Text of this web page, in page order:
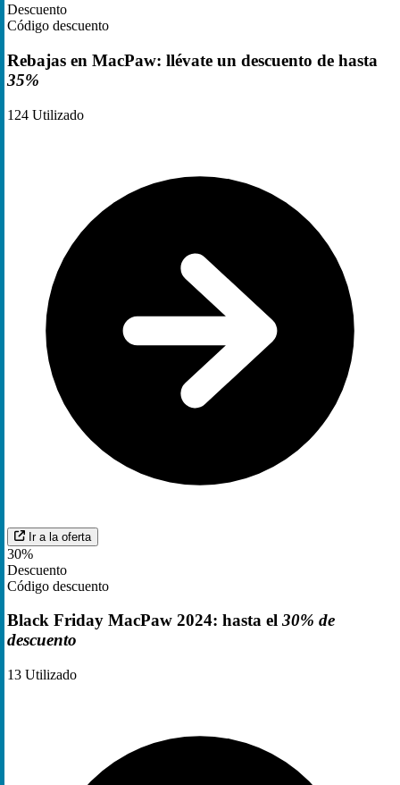
Descuento
Código descuento
Rebajas en MacPaw: llévate un descuento de hasta
35%
124 Utilizado
Ir a la oferta
30%
Descuento
Código descuento
Black Friday MacPaw 2024: hasta el 30% de
descuento
13 Utilizado